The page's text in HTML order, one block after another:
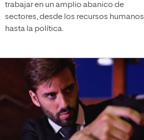
trabajar en un amplio abanico de
sectores, desde los recursos humanos
hasta la política.